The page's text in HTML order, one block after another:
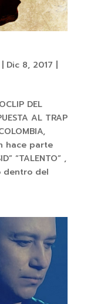
| Dic 8, 2017 |
DEL
AL TRAP
hace parte
“TALENTO” ,
dentro del